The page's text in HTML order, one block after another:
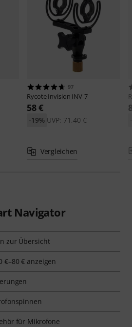
97
RycoteInvision INV-7
58 €
UVP: 71,40 €
-19%
Vergleichen
Navigator
zur Übersicht
€–80 € anzeigen
für Mikrofone